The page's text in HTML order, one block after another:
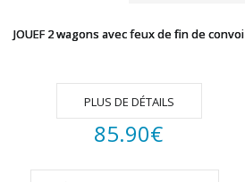
JOUEF 2 wagons avec feux de fin de convoi
PLUS DE DÉTAILS
85.90€